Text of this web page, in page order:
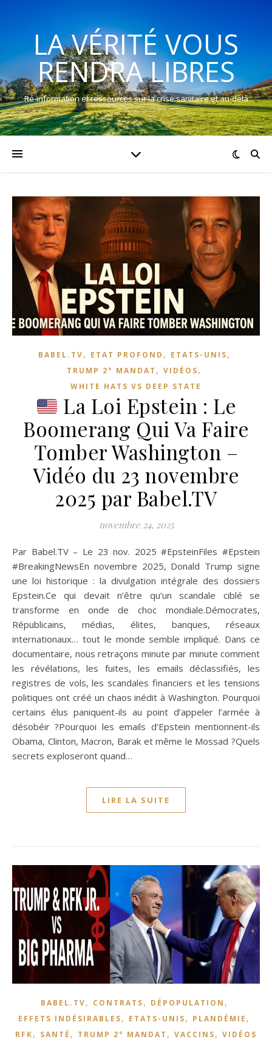
LA VÉRITÉ VOUS
RENDRA LIBRES
Ré-information et ressources sur la crise sanitaire et au-delà
BABEL.TV, ETAT PROFOND , ETATS-UNIS,
TRUMP 2° MANDAT , VIDÉOS,
WHITE HATS VS DEEP STATE
La Loi Epstein : Le
Boomerang Qui Va Faire
Tomber Washington –
Vidéo du 23 novembre
2025 par Babel.TV
novembre 24, 2025
Par Babel.TV – Le 23 nov. 2025 #EpsteinFiles #Epstein
#BreakingNewsEn novembre 2025, Donald Trump signe
une loi historique : la divulgation intégrale des dossiers
Epstein.Ce qui devait n’être qu’un scandale ciblé se
transforme en onde de choc mondiale.Démocrates,
Républicains, médias, élites, banques, réseaux
internationaux… tout le monde semble impliqué. Dans ce
documentaire, nous retraçons minute par minute comment
les révélations, les fuites, les emails déclassifiés, les
registres de vols, les scandales financiers et les tensions
politiques ont créé un chaos inédit à Washington. Pourquoi
certains élus paniquent-ils au point d’appeler l’armée à
désobéir ?Pourquoi les emails d’Epstein mentionnent-ils
Obama, Clinton, Macron, Barak et même le Mossad ?Quels
secrets exploseront quand…
LIRE LA SUITE
BABEL.TV, CONTRATS, DÉPOPULATION ,
EFFETS INDÉSIRABLES, ETATS-UNIS, PLANDÉMIE ,
RFK, SANTÉ , TRUMP 2° MANDAT , VACCINS, VIDÉOS